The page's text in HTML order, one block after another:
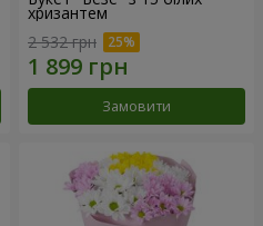
хризантем
2 532 грн
Замовити